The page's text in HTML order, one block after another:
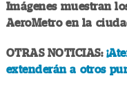
Imágenes muestran
AeroMetro en la
OTRAS NOTICIAS:
extenderán a otros